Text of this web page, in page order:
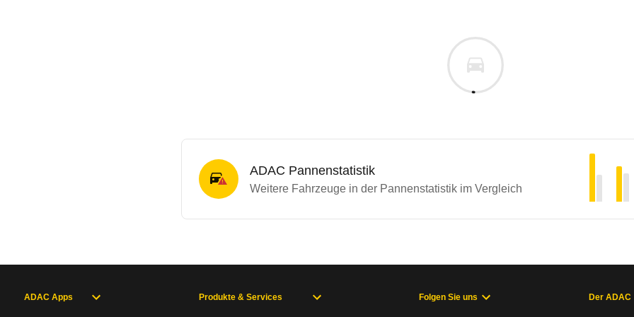
ADAC Pannenstatistik
Weitere Fahrzeuge in der Pannenstatistik im Vergleich
ADAC Apps Produkte & Services Folgen Sie uns Der ADAC